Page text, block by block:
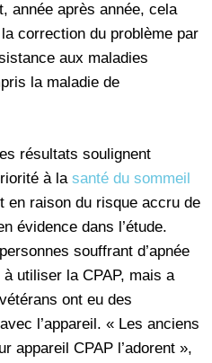
année après année, cela
correction du problème par
aux maladies
la maladie de
résultats soulignent
à la santé du sommeil
en raison du risque accru de
évidence dans l’étude.
souffrant d’apnée
utiliser la CPAP, mais a
ont eu des
l’appareil. « Les anciens
appareil CPAP l’adorent »,